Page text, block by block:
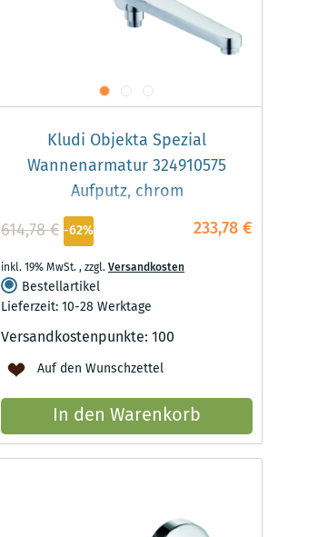
Kludi Objekta Spezial
Wannenarmatur 324910575
Aufputz, chrom
233,78 €
614,78 € -62%
inkl. 19% MwSt.,zzgl.Versandkosten
Bestellartikel
Lieferzeit: 10-28 Werktage
Versandkostenpunkte: 100
Auf den Wunschzettel
In den Warenkorb